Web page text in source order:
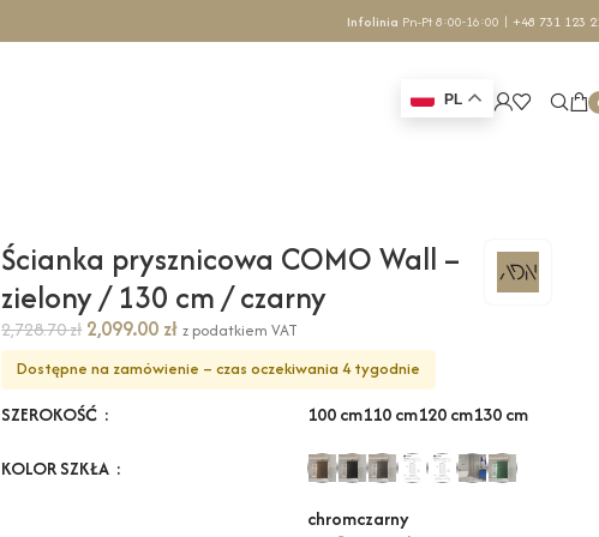
Infolinia Pn-Pt 8:00-16:00 | +48 731 123
PL
Ścianka prysznicowa COMO Wall –
zielony / 130 cm / czarny
2,728.70zł 2,099.00 zł z podatkiem VAT
Dostępne na zamówienie – czas oczekiwania 4 tygodnie
SZEROKOŚĆ 100 cm110 cm120 cm130 cm
KOLOR SZKŁA
chromczarny